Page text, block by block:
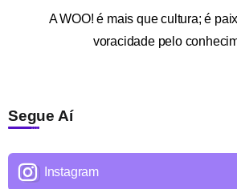
AWOO! é mais que cultura; é
voracidade pelo
Segue Aí
Instagram